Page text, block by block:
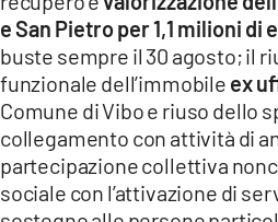
App
ANDROID
APPLE
e San Pietro per 1,1 milioni di
buste sempre il 30 agosto; il
funzionale dell’immobile ex
Comune di Vibo e riuso dello
collegamento con attività di
partecipazione collettiva
sociale con l’attivazione di